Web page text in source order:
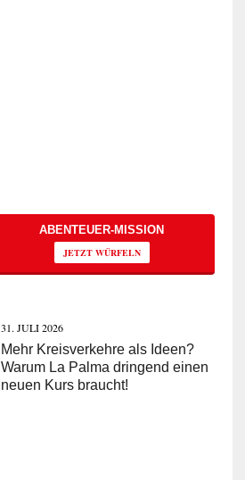
ABENTEUER-MISSION
JETZT WÜRFELN
31. JULI 2026
Mehr Kreisverkehre als Ideen?
Warum La Palma dringend einen
neuen Kurs braucht!